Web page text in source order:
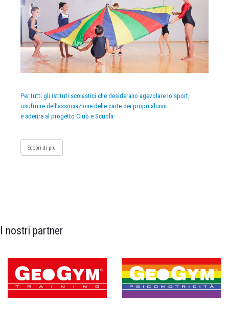
Per tutti gli istituti scolastici che desiderano agevolare lo sport,
usufruire dell’associazione delle carte dei propri alunni
e aderire al progetto Club e Scuola
Scopri di più
I nostri partner